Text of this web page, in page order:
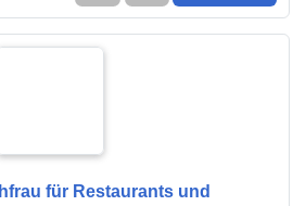
für Restaurants und